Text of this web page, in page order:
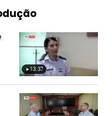
Video
duration
13
37
seconds
13:37